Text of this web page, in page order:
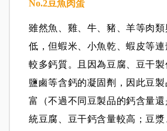
No.2豆魚肉蛋
雖然魚、雞、牛、豬、羊等肉
低，但蝦米、小魚乾、蝦皮等
較多鈣質。且因為豆腐、豆干製
鹽鹵等含鈣的凝固劑，因此豆
富（不過不同豆製品的鈣含量
統豆腐、豆干鈣含量較高；豆漿